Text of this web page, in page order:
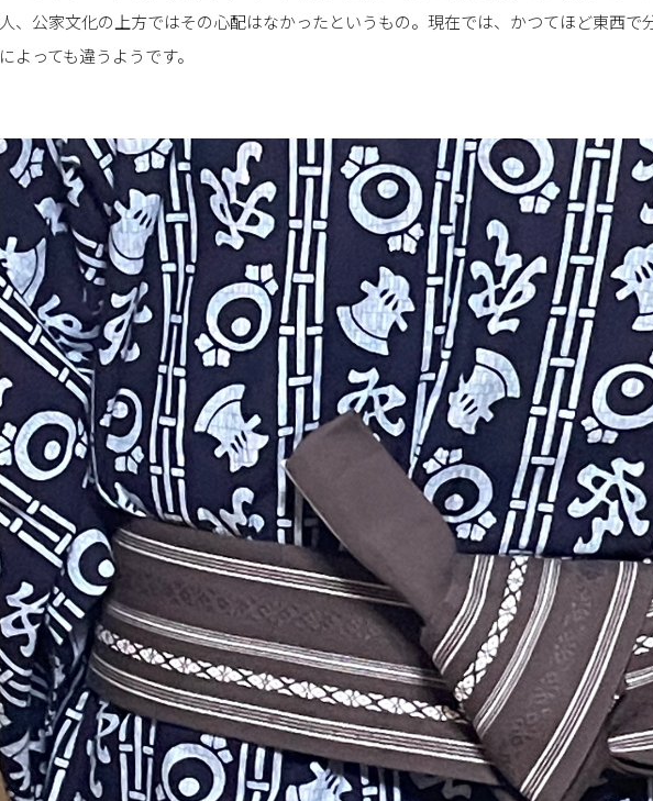
人、公家文化の上方ではその心配はなかったというもの。現在では、かつてほど東西で
によっても違うようです。